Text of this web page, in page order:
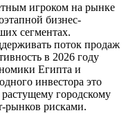
игроком на рынке
бизнес-
сегментах.
поток продаж
в 2026 году
Египта и
инвестора это
городскому
рынков рисками.